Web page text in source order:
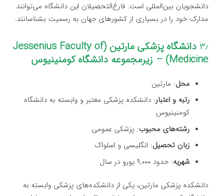
دانشجویان بین‌المللی است. فارغ‌التحصیلان این دانشگاه می‌توانند
مدارک خود را در بسیاری از کشورهای جهان به رسمیت بشناسانند.
۳٫
دانشگاه پزشکی مارتین (Jessenius Faculty of
Medicine) – زیرمجموعه دانشگاه کومنینیوس
محل: مارتین
رتبه و اعتبار: دانشکده پزشکی معتبر و وابسته به دانشگاه
کومنینیوس
رشته‌های محبوب: پزشکی عمومی
زبان تحصیل: انگلیسی و اسلواک
شهریه: حدود ۹,۰۰۰ یورو در سال
دانشکده پزشکی مارتین، یکی از دانشکده‌های پزشکی وابسته به